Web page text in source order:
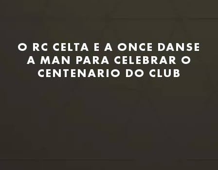
O RC CELTA E A ONCE DANSE
A MAN PARA CELEBRAR O
CENTENARIO DO CLUB